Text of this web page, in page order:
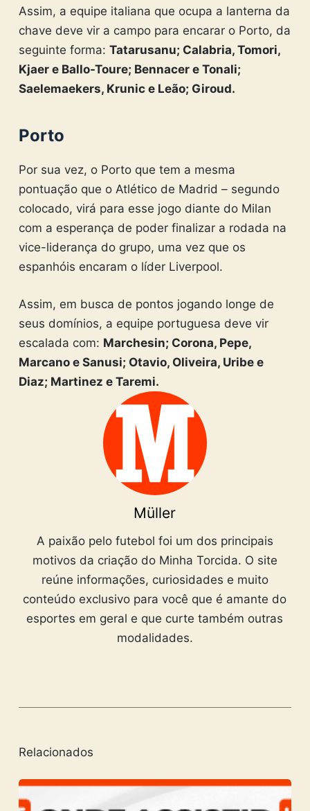
Assim, a equipe italiana que ocupa a lanterna da
chave deve vir a campo para encarar o Porto, da
seguinte forma: Tatarusanu; Calabria, Tomori,
Kjaer e Ballo-Toure; Bennacer e Tonali;
Saelemaekers, Krunic e Leão; Giroud.
Porto
Por sua vez, o Porto que tem a mesma
pontuação que o Atlético de Madrid – segundo
colocado, virá para esse jogo diante do Milan
com a esperança de poder finalizar a rodada na
vice-liderança do grupo, uma vez que os
espanhóis encaram o líder Liverpool.
Assim, em busca de pontos jogando longe de
seus domínios, a equipe portuguesa deve vir
escalada com: Marchesin; Corona, Pepe,
Marcano e Sanusi; Otavio, Oliveira, Uribe e
Diaz; Martinez e Taremi.
Müller
A paixão pelo futebol foi um dos principais
motivos da criação do Minha Torcida. O site
reúne informações, curiosidades e muito
conteúdo exclusivo para você que é amante do
esportes em geral e que curte também outras
modalidades.
Relacionados